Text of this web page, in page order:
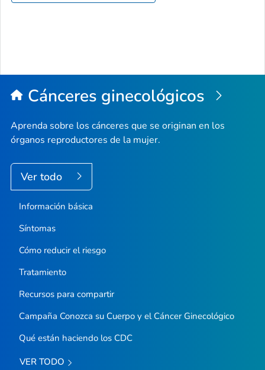
Cánceres ginecológicos
Aprenda sobre los cánceres que se originan en los
órganos reproductores de la mujer.
Ver todo
Información básica
Síntomas
Cómo reducir el riesgo
Tratamiento
Recursos para compartir
Campaña Conozca su Cuerpo y el Cáncer Ginecológico
Qué están haciendo los CDC
VER TODO